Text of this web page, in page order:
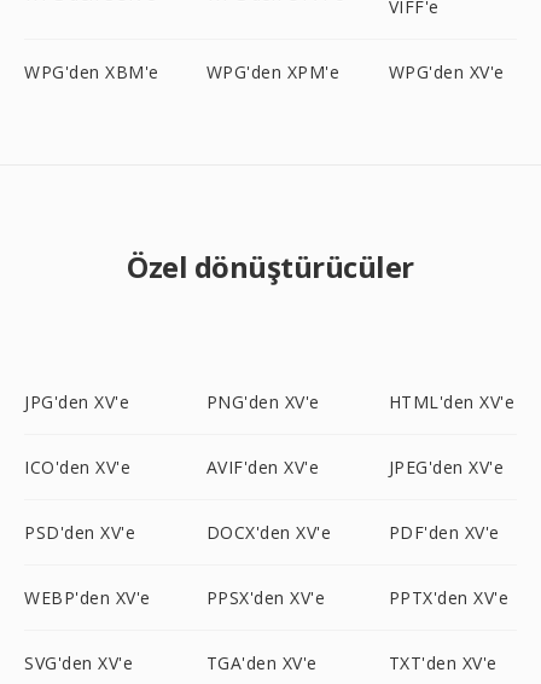
VIFF'e
WPG'den XBM'e WPG'den XPM'e WPG'den XV'e
Özel dönüştürücüler
JPG'den XV'e PNG'den XV'e HTML'den XV'e
ICO'den XV'e AVIF'den XV'e JPEG'den XV'e
PSD'den XV'e DOCX'den XV'e PDF'den XV'e
WEBP'den XV'e PPSX'den XV'e PPTX'den XV'e
SVG'den XV'e TGA'den XV'e TXT'den XV'e